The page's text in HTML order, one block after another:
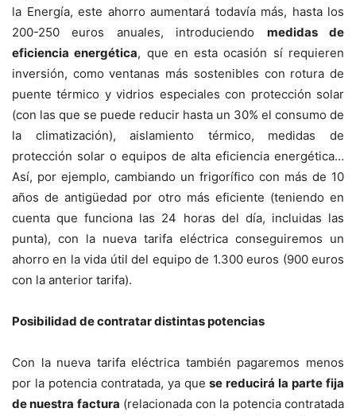
la Energía, este ahorro aumentará todavía más, hasta los
200-250 euros anuales, introduciendo medidas de
eficiencia energética, que en esta ocasión sí requieren
inversión, como ventanas más sostenibles con rotura de
puente térmico y vidrios especiales con protección solar
(con las que se puede reducir hasta un 30% el consumo de
la climatización), aislamiento térmico, medidas de
protección solar o equipos de alta eficiencia energética…
Así, por ejemplo, cambiando un frigorífico con más de 10
años de antigüedad por otro más eficiente (teniendo en
cuenta que funciona las 24 horas del día, incluidas las
punta), con la nueva tarifa eléctrica conseguiremos un
ahorro en la vida útil del equipo de 1.300 euros (900 euros
con la anterior tarifa).
Posibilidad de contratar distintas potencias
Con la nueva tarifa eléctrica también pagaremos menos
por la potencia contratada, ya que se reducirá la parte fija
de nuestra factura (relacionada con la potencia contratada